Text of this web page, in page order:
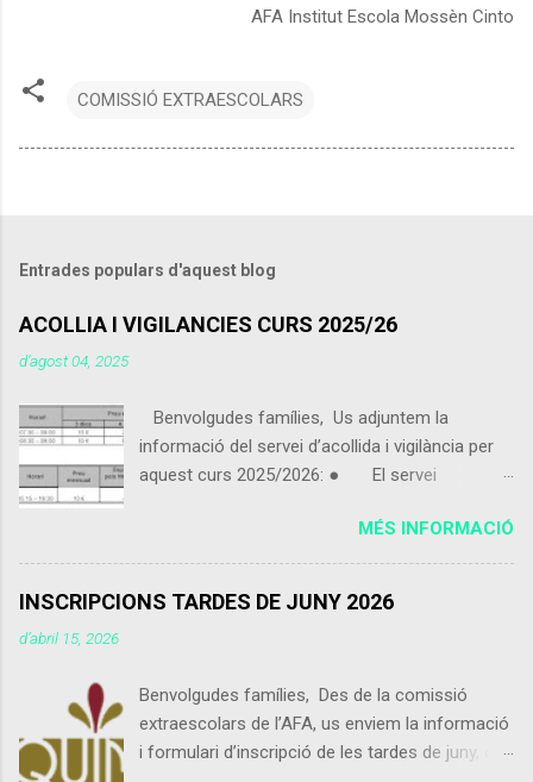
AFA Institut Escola Mossèn Cinto
COMISSIÓ EXTRAESCOLARS
Entrades populars d'aquest blog
ACOLLIA I VIGILANCIES CURS 2025/26
d’agost 04, 2025
Benvolgudes famílies, Us adjuntem la
informació del servei d’acollida i vigilància per
aquest curs 2025/2026: ● El servei
setembre 2025. ● Els alumnes que vinguin
de 07:30 a 09:00 podran portar alguna cosa per
esmorzar que no sigui excessiu. ● Els
alumnes inscrits matí curt que vinguin abans de
les 8:30 es contarà com a preu esporàdic
inscrit com a matí llarg. ● Usuaris inscrits: -
MÉS INFORMACIÓ
INSCRIPCIONS TARDES DE JUNY 2026
d’abril 15, 2026
Benvolgudes famílies, Des de la comissió
extraescolars de l’AFA, us enviem la informació
i formulari d’inscripció de les tardes de juny, que